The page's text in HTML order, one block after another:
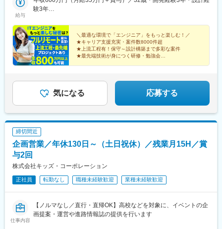
のプロジェクト先◎転居を伴う転勤は、基本的には本人が希望す
線)、インテック本社前駅、烏丸駅、三宮駅(神戸新交通)、山陽姫
路駅、岡山駅、八丁堀駅(広島県)、高松駅(香川県)、天神駅、花畑
尾駅、水島駅、通津駅、福山駅、岩国駅、可部駅、横川駅(広島
県)、東広島駅、山西駅、本町六丁目駅、金川駅、東野駅(京都
府)、東山・おかでんミュージアム駅、衣山駅、山麓駅(皿倉山)、
堺筋本町駅、鷹野橋駅、堺駅、比治山下駅、広域公園前駅、横川
一丁目駅、錦糸町駅、検見川浜駅、本町駅、津守駅、中野東駅、
六本木駅、伊予大洲駅、福駅、芦原橋駅、桃山駅、野田阪神駅、
東比恵駅、渡辺橋駅、淀屋橋駅、鶴崎駅、西小倉駅、二島駅、今
県)、丸の内駅(愛知県)、戸部駅、鶴見小野駅、三ツ沢下町駅、山
手駅、井土ケ谷駅、上永谷駅、和田町駅、鶴ケ峰駅、戸塚駅、赤
羽駅、峰駅、陸前落合駅、センター南駅、北四番丁駅、稲永駅、
み野駅、小俣駅(栃木県)、新前橋駅、群馬藤岡駅、本庄駅、垂井
駅、松江駅、伊賀屋駅、弥生が丘駅、宮崎駅、南鹿児島駅、さっ
崎町駅、オークスカナルパークホテル富山前、四条駅(京都市営)、
神戸三宮駅(阪神)、姫路駅、岡山駅前駅、胡町駅、高松築港駅、天
給与
験3年
PM経験10年
＼最適な環境で「エンジニア」をもっと楽しむ！／
★キャリア支援充実・案件数8000件超
★上流工程有！保守～設計構築まで多彩な案件
★最先端技術が身につく研修・勉強会
気になる 応募する
締切間近
企画営業／年休130日～（土日祝休）／残業月15H／賞
与2回
株式会社キッズ・コーポレーション
正社員 転勤なし 職種未経験歓迎 業種未経験歓迎
仕事内容
【ノルマなし／直行・直帰OK】高校などを対象に、イベントの企
画提案・運営や進路情報誌の提供を行います